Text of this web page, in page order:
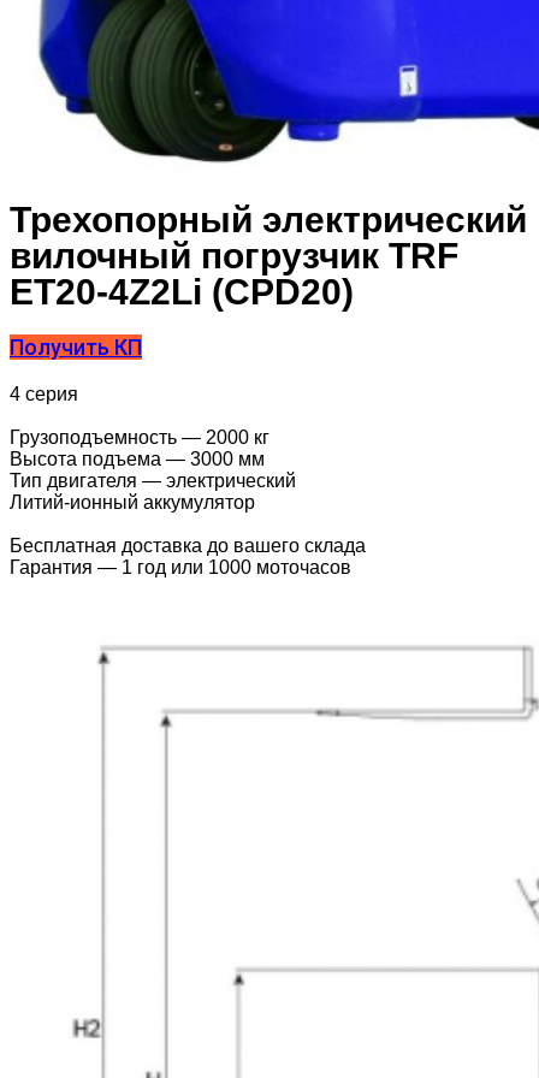
Трехопорный электрический
вилочный погрузчик TRF
ET20-4Z2Li (CPD20)
Получить КП
4 серия
Грузоподъемность — 2000 кг
Высота подъема — 3000 мм
Тип двигателя — электрический
Литий-ионный аккумулятор
Бесплатная доставка до вашего склада
Гарантия — 1 год или 1000 моточасов